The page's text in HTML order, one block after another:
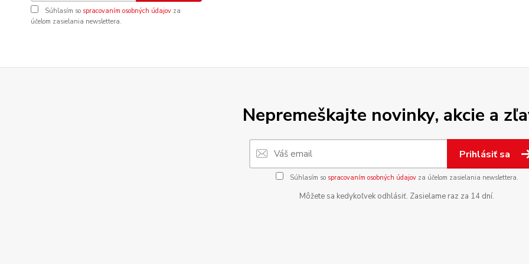
Súhlasím so spracovaním osobných údajov za
účelom zasielania newslettera.
Nepremeškajte novinky, akcie a
Prihlásiť sa
Súhlasím so spracovaním osobných údajovza účelom zasielania newslettera.
Môžete sa kedykoľvek odhlásiť. Zasielame raz za 14 dní.